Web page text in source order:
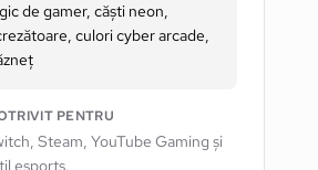
de gamer, căști neon,
culori cyber arcade,
PENTRU
Steam, YouTube Gaming și
esports.